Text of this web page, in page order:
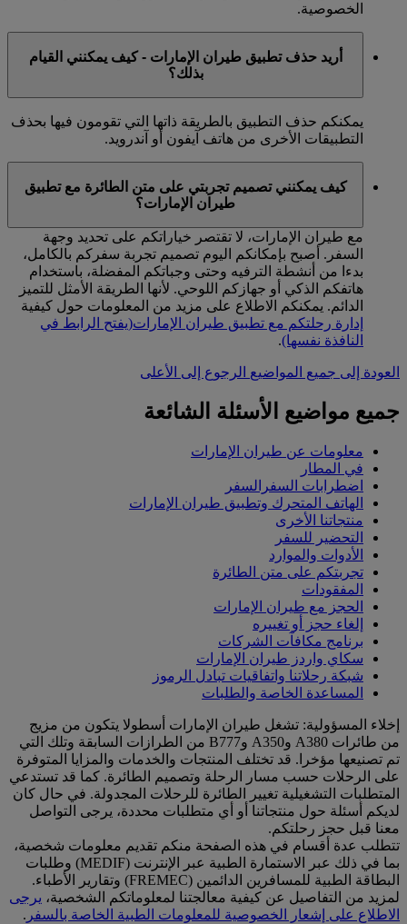
الخصوصية.
أريد حذف تطبيق طيران الإمارات - كيف يمكنني القيام
بذلك؟
يمكنكم حذف التطبيق بالطريقة ذاتها التي تقومون فيها بحذف
التطبيقات الأخرى من هاتف آيفون أو آندرويد.
كيف يمكنني تصميم تجربتي على متن الطائرة مع تطبيق
طيران الإمارات؟
مع طيران الإمارات، لا تقتصر خياراتكم على تحديد وجهة
السفر. أصبح بإمكانكم اليوم تصميم تجربة سفركم بالكامل،
بدءا من أنشطة الترفيه وحتى وجباتكم المفضلة، باستخدام
هاتفكم الذكي أو جهازكم اللوحي. لأنها الطريقة الأمثل للتميز
الدائم. يمكنكم الاطلاع على مزيد من المعلومات حول كيفية
إدارة رحلتكم مع تطبيق طيران الإمارات(يفتح الرابط في
النافذة نفسها).
العودة إلى جميع المواضيع الرجوع إلى الأعلى
جميع مواضيع الأسئلة الشائعة
معلومات عن طيران الإمارات
في المطار
اضطرابات السفرالسفر
الهاتف المتحرك وتطبيق طيران الإمارات
منتجاتنا الأخرى
التحضير للسفر
الأدوات والموارد
تجربتكم على متن الطائرة
المفقودات
الحجز مع طيران الإمارات
إلغاء حجز أو تغييره
برنامج مكافآت الشركات
سكاي واردز طيران الإمارات
شبكة رحلاتنا واتفاقيات تبادل الرموز
المساعدة الخاصة والطلبات
إخلاء المسؤولية: تشغل طيران الإمارات أسطولا يتكون من مزيج
من طائرات A380 وA350 وB777 من الطرازات السابقة وتلك التي
تم تصنيعها مؤخرا. قد تختلف المنتجات والخدمات والمزايا المتوفرة
على الرحلات حسب مسار الرحلة وتصميم الطائرة. كما قد تستدعي
المتطلبات التشغيلية تغيير الطائرة للرحلات المجدولة. في حال كان
لديكم أسئلة حول منتجاتنا أو أي متطلبات محددة، يرجى التواصل
معنا قبل حجز رحلتكم.
تتطلب عدة أقسام في هذه الصفحة منكم تقديم معلومات شخصية،
بما في ذلك عبر الاستمارة الطبية عبر الإنترنت (MEDIF) وطلبات
البطاقة الطبية للمسافرين الدائمين (FREMEC) وتقارير الأطباء.
لمزيد من التفاصيل عن كيفية معالجتنا لمعلوماتكم الشخصية، يرجى
الاطلاع على إشعار الخصوصية للمعلومات الطبية الخاصة بالسفر .